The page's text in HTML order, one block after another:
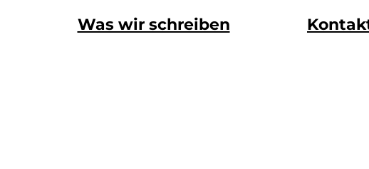
Was wir schreiben